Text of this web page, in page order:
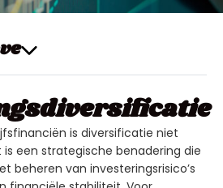
is diversificatie niet
een strategische benadering die
beheren van investeringsrisico’s